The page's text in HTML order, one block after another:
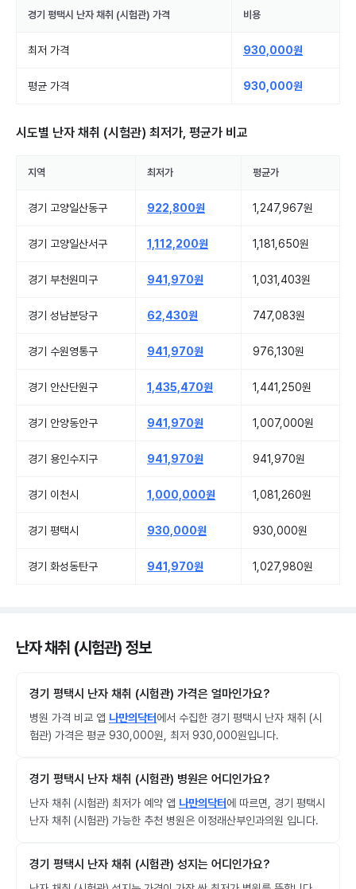
경기 평택시 난자 채취 (시험관) 가격 비용
최저 가격 930,000원
평균 가격 930,000원
시도별 난자 채취 (시험관) 최저가, 평균가 비교
지역 최저가 평균가
경기 고양일산동구 922,800원 1,247,967원
경기 고양일산서구 1,112,200원 1,181,650원
경기 부천원미구 941,970원 1,031,403원
경기 성남분당구 62,430원 747,083원
경기 수원영통구 941,970원 976,130원
경기 안산단원구 1,435,470원 1,441,250원
경기 안양동안구 941,970원 1,007,000원
경기 용인수지구 941,970원 941,970원
경기 이천시 1,000,000원 1,081,260원
경기 평택시 930,000원 930,000원
경기 화성동탄구 941,970원 1,027,980원
난자 채취 (시험관) 정보
경기 평택시 난자 채취 (시험관) 가격은 얼마인가요?
병원 가격 비교 앱 나만의닥터에서 수집한 경기 평택시 난자 채취 (시
험관) 가격은 평균 930,000원, 최저 930,000원입니다.
경기 평택시 난자 채취 (시험관) 병원은 어디인가요?
난자 채취 (시험관) 최저가 예약 앱 나만의닥터에 따르면, 경기 평택시
난자 채취 (시험관) 가능한 추천 병원은 이정래산부인과의원 입니다.
경기 평택시 난자 채취 (시험관) 성지는 어디인가요?